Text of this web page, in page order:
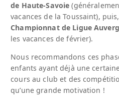
de Haute-Savoie
vacances de la Toussaint),
Championnat de Ligue
les vacances de février).
Nous recommandons ces
enfants ayant déjà une
cours au club et des
qu’une grande motivation !